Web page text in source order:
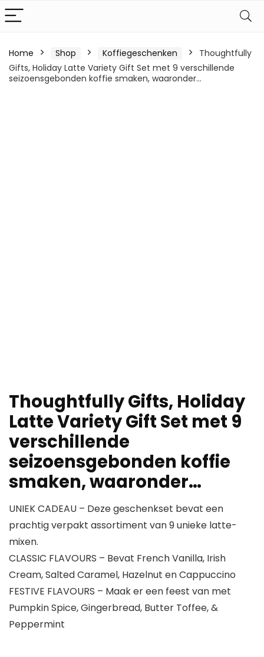
Home Shop Koffiegeschenken
Thoughtfully
Gifts, Holiday Latte Variety Gift Set met 9 verschillende
seizoensgebonden koffie smaken, waaronder…
Thoughtfully Gifts, Holiday
Latte Variety Gift Set met 9
verschillende
seizoensgebonden koffie
smaken, waaronder…
UNIEK CADEAU – Deze geschenkset bevat een
prachtig verpakt assortiment van 9 unieke latte-
mixen.
CLASSIC FLAVOURS – Bevat French Vanilla, Irish
Cream, Salted Caramel, Hazelnut en Cappuccino
FESTIVE FLAVOURS – Maak er een feest van met
Pumpkin Spice, Gingerbread, Butter Toffee, &
Peppermint